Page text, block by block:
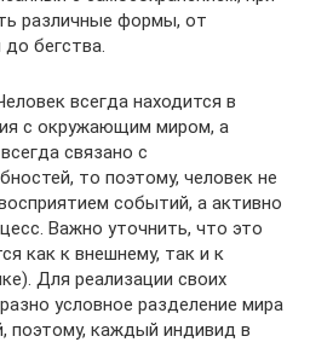
различные формы, от
бегства.
всегда находится в
с окружающим миром, а
связано с
то поэтому, человек не
событий, а активно
Важно уточнить, что это
как к внешнему, так и к
Для реализации своих
условное разделение мира
поэтому, каждый индивид в